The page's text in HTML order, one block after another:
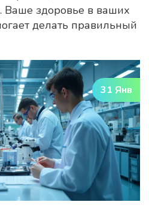
Ваше здоровье в ваших
делать правильный
31 Янв